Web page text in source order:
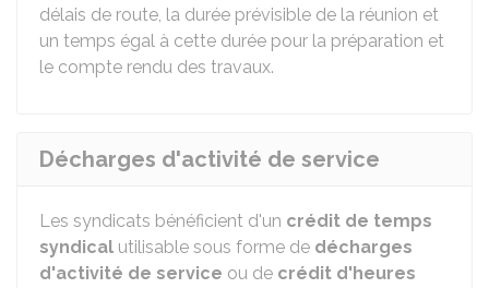
délais de route, la durée prévisible de la réunion et
un temps égal à cette durée pour la préparation et
le compte rendu des travaux.
Décharges d'activité de service
Les syndicats bénéficient d'un crédit de temps
syndical utilisable sous forme de décharges
d'activité de service ou de crédit d'heures